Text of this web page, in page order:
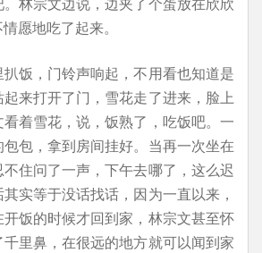
愿地吃了起来。
饭，门铃声响起，不用看也知道是
来打开了门，雪花走了进来，脸上
着雪花，说，饭熟了，吃饭吧。一
包，拿到房间挂好。当再一次坐在
住问了一声，下午去哪了，这么迟
实等于没话找话，因为一直以来，
饭的时候才回到家，林宗文甚至怀
里鼻，在很远的地方就可以闻到家